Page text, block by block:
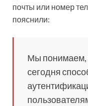
почты или номер
пояснили:
Мы понимаем,
сегодня